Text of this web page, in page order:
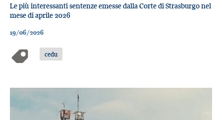
Le più interessanti sentenze emesse dalla Corte di Strasburgo nel
mese di aprile 2026
19/06/2026
cedu